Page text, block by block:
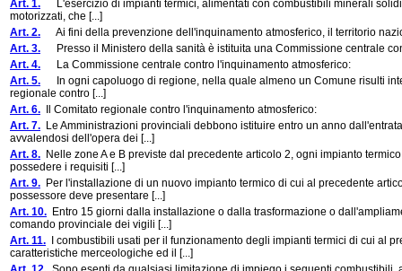
Art. 1. L'esercizio di impianti termici, alimentati con combustibili minerali
motorizzati, che [...]
Art. 2. Ai fini della prevenzione dell'inquinamento atmosferico, il territorio
Art. 3. Presso il Ministero della sanità è istituita una Commissione centrale
Art. 4. La Commissione centrale contro l'inquinamento atmosferico:
Art. 5. In ogni capoluogo di regione, nella quale almeno un Comune risulti
regionale contro [...]
Art. 6. Il Comitato regionale contro l'inquinamento atmosferico:
Art. 7. Le Amministrazioni provinciali debbono istituire entro un anno
avvalendosi dell'opera dei [...]
Art. 8. Nelle zone A e B previste dal precedente articolo 2, ogni impianto
possedere i requisiti [...]
Art. 9. Per l'installazione di un nuovo impianto termico di cui al precedente
possessore deve presentare [...]
Art. 10. Entro 15 giorni dalla installazione o dalla trasformazione o
comando provinciale dei vigili [...]
Art. 11. I combustibili usati per il funzionamento degli impianti termici di cui al
caratteristiche merceologiche ed il [...]